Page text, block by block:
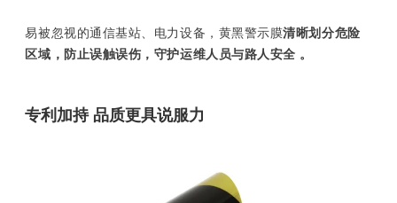
易被忽视的通信基站、电力设备，黄黑警示膜清晰划分危险
区域，防止误触误伤，守护运维人员与路人安全 。
专利加持 品质更具说服力